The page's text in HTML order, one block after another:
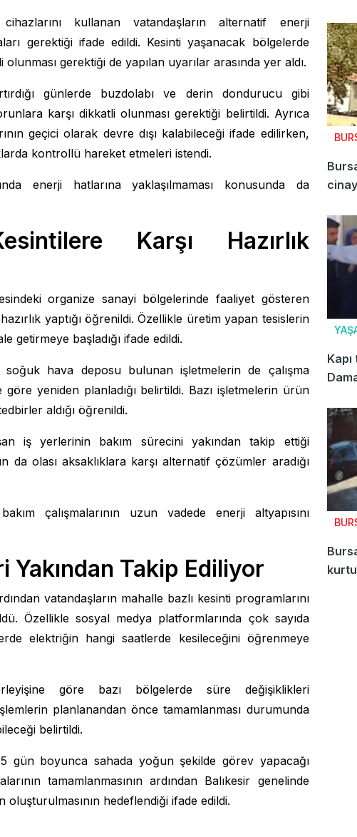
kullanan vatandaşların alternatif enerji
gerektiği ifade edildi. Kesinti yaşanacak bölgelerde
gerektiği de yapılan uyarılar arasında yer aldı.
günlerde buzdolabı ve derin dondurucu gibi
karşı dikkatli olunması gerektiği belirtildi. Ayrıca
geçici olarak devre dışı kalabileceği ifade edilirken,
kontrollü hareket etmeleri istendi.
enerji hatlarına yaklaşılmaması konusunda da
Karşı Hazırlık
organize sanayi bölgelerinde faaliyet gösteren
yaptığı öğrenildi. Özellikle üretim yapan tesislerin
getirmeye başladığı ifade edildi.
hava deposu bulunan işletmelerin de çalışma
yeniden planladığı belirtildi. Bazı işletmelerin ürün
aldığı öğrenildi.
iş yerlerinin bakım sürecini yakından takip ettiği
da olası aksaklıklara karşı alternatif çözümler aradığı
çalışmalarının uzun vadede enerji altyapısını
Yakından Takip Ediliyor
vatandaşların mahalle bazlı kesinti programlarını
Özellikle sosyal medya platformlarında çok sayıda
elektriğin hangi saatlerde kesileceğini öğrenmeye
göre bazı bölgelerde süre değişiklikleri
planlanandan önce tamamlanması durumunda
belirtildi.
5 gün boyunca sahada yoğun şekilde görev yapacağı
tamamlanmasının ardından Balıkesir genelinde
oluşturulmasının hedeflendiği ifade edildi.